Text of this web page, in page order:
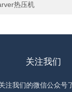
热压机
关注我们
注我们的微信公众号